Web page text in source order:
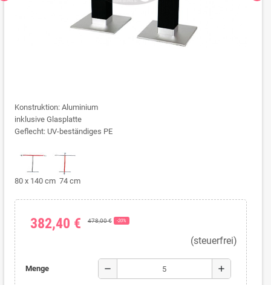
Konstruktion: Aluminium
inklusive Glasplatte
Geflecht: UV-beständiges PE
80 x 140 cm 74 cm
382,40 € 478,00 € -20%
(steuerfrei)
Menge remove add